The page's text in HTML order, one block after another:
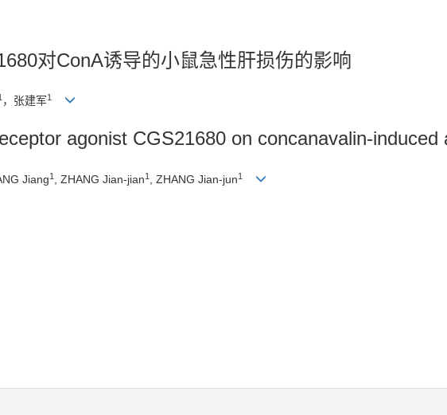
对ConA诱导的小鼠急性肝损伤的影响
，张建军1
agonist CGS21680 on concanavalin-
Jiang1 , ZHANG Jian-jian1 , ZHANG Jian-jun1